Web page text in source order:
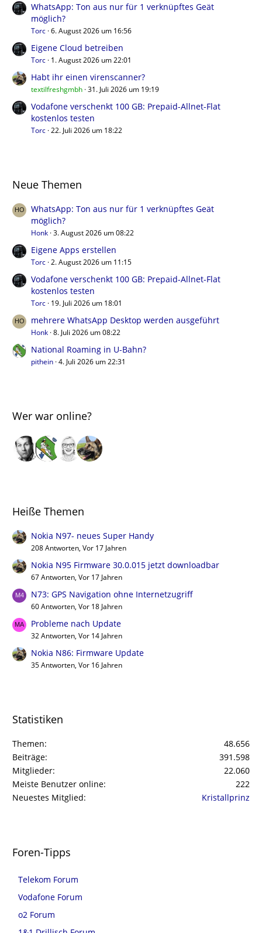
WhatsApp: Ton aus nur für 1 verknüpftes Geät
möglich?
Torc 6. August 2026 um 16:56
Eigene Cloud betreiben
Torc 1. August 2026 um 22:01
Habt ihr einen virenscanner?
textilfreshgmbh 31. Juli 2026 um 19:19
Vodafone verschenkt 100 GB: Prepaid-Allnet-Flat
kostenlos testen
Torc 22. Juli 2026 um 18:22
Neue Themen
WhatsApp: Ton aus nur für 1 verknüpftes Geät
möglich?
Honk 3. August 2026 um 08:22
Eigene Apps erstellen
Torc 2. August 2026 um 11:15
Vodafone verschenkt 100 GB: Prepaid-Allnet-Flat
kostenlos testen
Torc 19. Juli 2026 um 18:01
mehrere WhatsApp Desktop werden ausgeführt
Honk 8. Juli 2026 um 08:22
National Roaming in U-Bahn?
pithein 4. Juli 2026 um 22:31
Wer war online?
Heiße Themen
Nokia N97- neues Super Handy
208 Antworten, Vor 17 Jahren
Nokia N95 Firmware 30.0.015 jetzt downloadbar
67 Antworten, Vor 17 Jahren
N73: GPS Navigation ohne Internetzugriff
60 Antworten, Vor 18 Jahren
Probleme nach Update
32 Antworten, Vor 14 Jahren
Nokia N86: Firmware Update
35 Antworten, Vor 16 Jahren
Statistiken
Themen
48.656
Beiträge
391.598
Mitglieder
22.060
Meiste Benutzer online
222
Neuestes Mitglied
Kristallprinz
Foren-Tipps
Telekom Forum
Vodafone Forum
o2 Forum